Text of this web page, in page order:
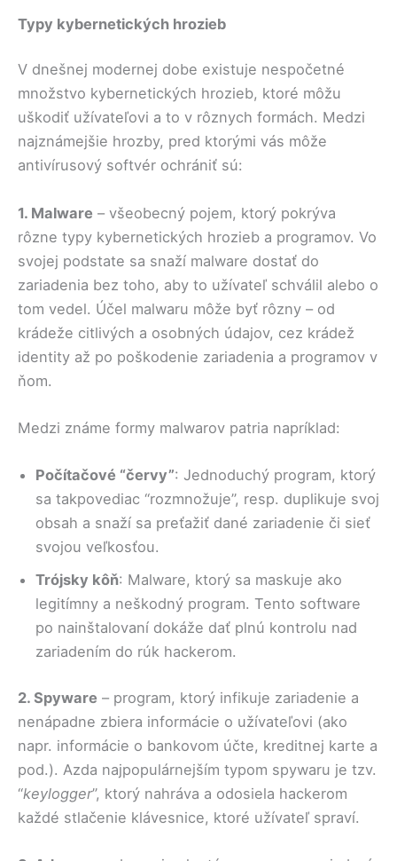
Typy kybernetických hrozieb
V dnešnej modernej dobe existuje nespočetné
množstvo kybernetických hrozieb, ktoré môžu
uškodiť užívateľovi a to v rôznych formách. Medzi
najznámejšie hrozby, pred ktorými vás môže
antivírusový softvér ochrániť sú:
1. Malware – všeobecný pojem, ktorý pokrýva
rôzne typy kybernetických hrozieb a programov. Vo
svojej podstate sa snaží malware dostať do
zariadenia bez toho, aby to užívateľ schválil alebo o
tom vedel. Účel malwaru môže byť rôzny – od
krádeže citlivých a osobných údajov, cez krádež
identity až po poškodenie zariadenia a programov v
ňom.
Medzi známe formy malwarov patria napríklad:
Počítačové “červy”: Jednoduchý program, ktorý
sa takpovediac “rozmnožuje”, resp. duplikuje svoj
obsah a snaží sa preťažiť dané zariadenie či sieť
svojou veľkosťou.
Trójsky kôň: Malware, ktorý sa maskuje ako
legitímny a neškodný program. Tento software
po nainštalovaní dokáže dať plnú kontrolu nad
zariadením do rúk hackerom.
2. Spyware – program, ktorý infikuje zariadenie a
nenápadne zbiera informácie o užívateľovi (ako
napr. informácie o bankovom účte, kreditnej karte a
pod.). Azda najpopulárnejším typom spywaru je tzv.
“keylogger”, ktorý nahráva a odosiela hackerom
každé stlačenie klávesnice, ktoré užívateľ spraví.